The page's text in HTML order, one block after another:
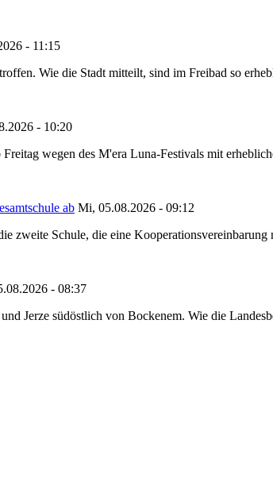
- 11:15
Wie die Stadt mitteilt, sind im Freibad so
- 10:20
wegen des M'era Luna-Festivals mit
ab Mi, 05.08.2026 - 09:12
zweite Schule, die eine
- 08:37
Jerze südöstlich von Bockenem. Wie die